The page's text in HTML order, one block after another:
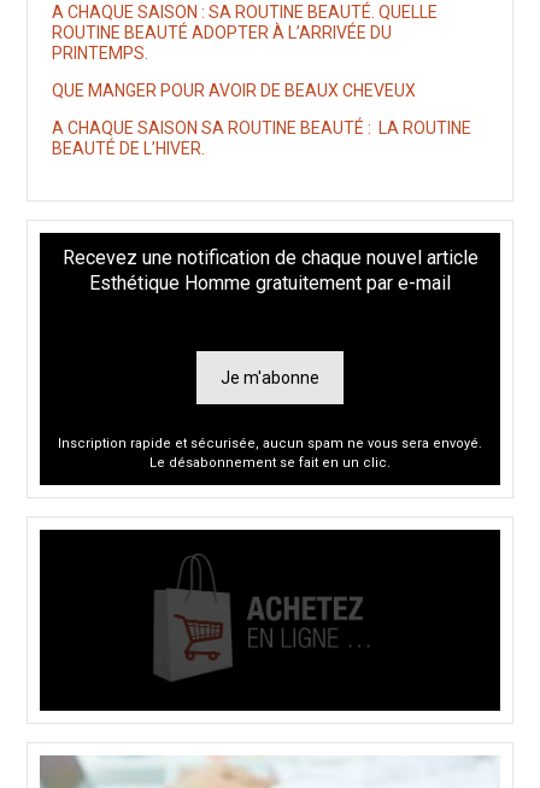
A CHAQUE SAISON : SA ROUTINE BEAUTÉ. QUELLE
ROUTINE BEAUTÉ ADOPTER À L’ARRIVÉE DU
PRINTEMPS.
QUE MANGER POUR AVOIR DE BEAUX CHEVEUX
A CHAQUE SAISON SA ROUTINE BEAUTÉ : LA ROUTINE
BEAUTÉ DE L’HIVER.
Recevez une notification de chaque nouvel article
Esthétique Homme gratuitement par e-mail
Je m'abonne
Inscription rapide et sécurisée, aucun spam ne vous sera envoyé.
Le désabonnement se fait en un clic.